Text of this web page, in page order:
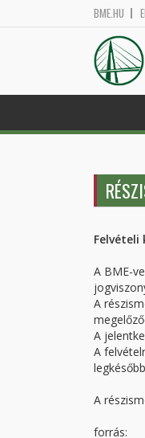
BME.HU
Felvételi
A BME-
A
A
A
A
forrás: